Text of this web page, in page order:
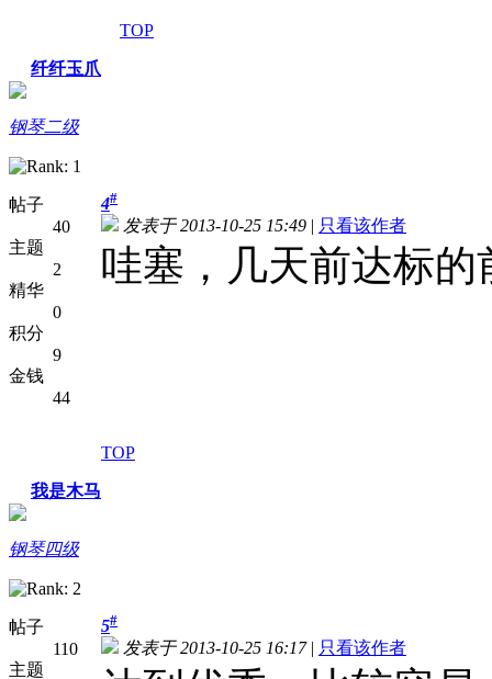
TOP
纤纤玉爪
钢琴二级
帖子
40
主题
2
精华
0
积分
9
金钱
44
4#
发表于 2013-10-25 15:49 | 只看该作者
哇塞，几天前达标的
TOP
我是木马
钢琴四级
帖子
110
主题
5#
发表于 2013-10-25 16:17| 只看该作者